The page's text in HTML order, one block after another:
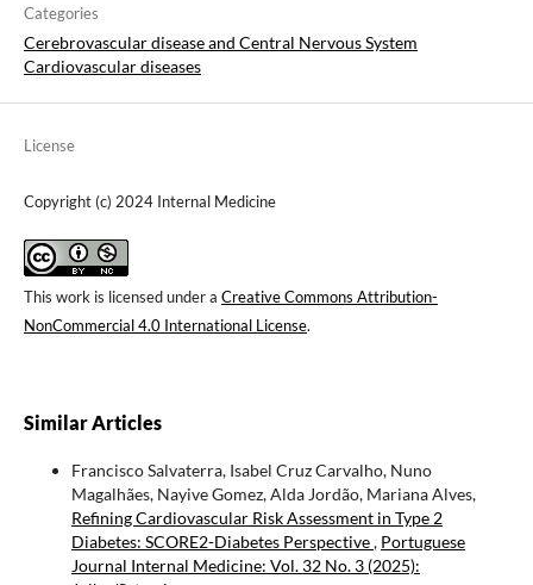
Categories
Cerebrovascular disease and Central Nervous System
Cardiovascular diseases
License
Copyright (c) 2024 Internal Medicine
This work is licensed under a Creative Commons Attribution-
NonCommercial 4.0 International License.
Similar Articles
Francisco Salvaterra, Isabel Cruz Carvalho, Nuno
Magalhães, Nayive Gomez, Alda Jordão, Mariana Alves,
Refining Cardiovascular Risk Assessment in Type 2
Diabetes: SCORE2-Diabetes Perspective, Portuguese
Journal Internal Medicine: Vol. 32 No. 3 (2025):